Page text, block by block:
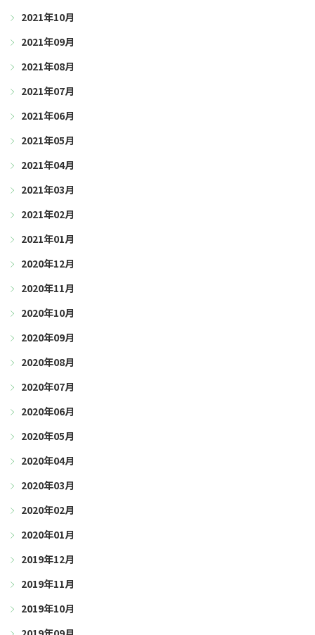
2021年10月
2021年09月
2021年08月
2021年07月
2021年06月
2021年05月
2021年04月
2021年03月
2021年02月
2021年01月
2020年12月
2020年11月
2020年10月
2020年09月
2020年08月
2020年07月
2020年06月
2020年05月
2020年04月
2020年03月
2020年02月
2020年01月
2019年12月
2019年11月
2019年10月